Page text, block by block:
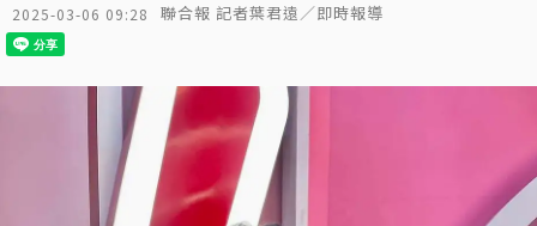
2025-03-06 09:28 聯合報 記者葉君遠／即時報導